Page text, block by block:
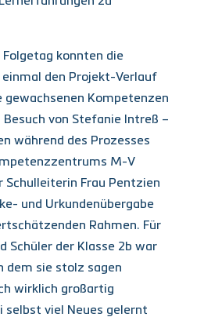
Folgetag konnten die
einmal den Projekt-Verlauf
gewachsenen Kompetenzen
von Stefanie Intreß –
während des Prozesses
M-V
Schulleiterin Frau Pentzien
und Urkundenübergabe
Rahmen. Für
Schüler der Klasse 2b war
dem sie stolz sagen
wirklich großartig
selbst viel Neues gelernt